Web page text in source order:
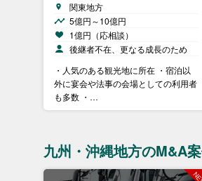
関東地方
5億円～10億円
1億円（応相談）
後継者不在、更なる成長のため
・人気のある観光地に所在 ・宿泊以
外に宴会や法事の会場としての利用者
も多数 ・…
九州・沖縄地方のM&A